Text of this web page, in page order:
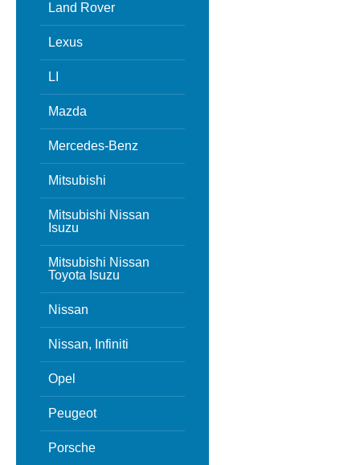
Land Rover
Lexus
LI
Mazda
Mercedes-Benz
Mitsubishi
Mitsubishi Nissan
Isuzu
Mitsubishi Nissan
Toyota Isuzu
Nissan
Nissan, Infiniti
Opel
Peugeot
Porsche